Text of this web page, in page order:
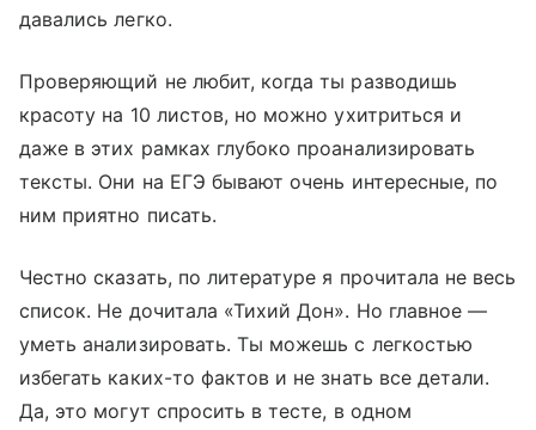
давались легко.
Проверяющий не любит, когда ты разводишь
красоту на 10 листов, но можно ухитриться и
даже в этих рамках глубоко проанализировать
тексты. Они на ЕГЭ бывают очень интересные, по
ним приятно писать.
Честно сказать, по литературе я прочитала не весь
список. Не дочитала «Тихий Дон». Но главное —
уметь анализировать. Ты можешь с легкостью
избегать каких-то фактов и не знать все детали.
Да, это могут спросить в тесте, в одном